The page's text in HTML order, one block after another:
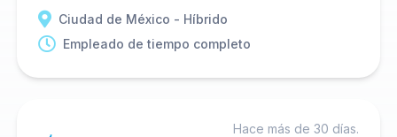
Ciudad de México - Híbrido
Empleado de tiempo completo
Hace más de 30 días.